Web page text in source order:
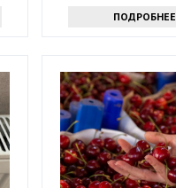
ПОДРОБНЕЕ